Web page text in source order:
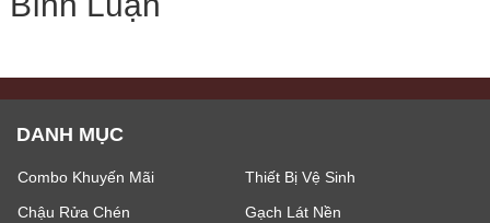
DANH MỤC
Combo Khuyến Mãi
Thiết Bị Vệ Sinh
Chậu Rửa Chén
Gạch Lát Nền